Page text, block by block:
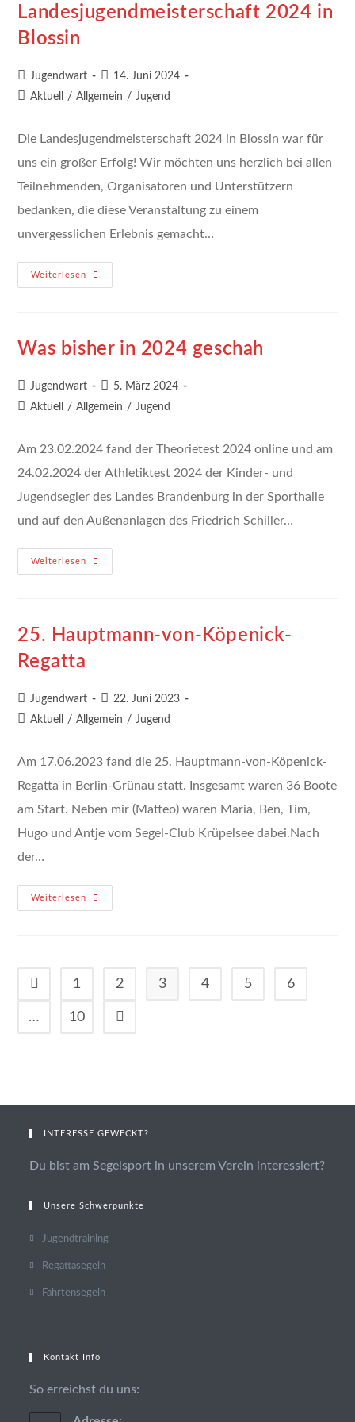
Landesjugendmeisterschaft 2024 in
Blossin
Beitrags-
Autor:
Jugendwart
Beitrag
veröffentlicht:
14. Juni 2024
Beitrags-
Aktuell / Allgemein / Jugend
Die Landesjugendmeisterschaft 2024 in Blossin war für
uns ein großer Erfolg! Wir möchten uns herzlich bei allen
Teilnehmenden, Organisatoren und Unterstützern
bedanken, die diese Veranstaltung zu einem
unvergesslichen Erlebnis gemacht…
Weiterlesen
Landesjugendmeisterschaft
2024
Was bisher in 2024 geschah
Beitrags-
Autor:
Jugendwart
Beitrag
veröffentlicht:
5. März 2024
Beitrags-
Aktuell / Allgemein / Jugend
Am 23.02.2024 fand der Theorietest 2024 online und am
24.02.2024 der Athletiktest 2024 der Kinder- und
Jugendsegler des Landes Brandenburg in der Sporthalle
und auf den Außenanlagen des Friedrich Schiller…
Weiterlesen
Was
Bisher
25. Hauptmann-von-Köpenick-
Regatta
Beitrags-
Autor:
Jugendwart
Beitrag
veröffentlicht:
22. Juni 2023
Beitrags-
Aktuell / Allgemein / Jugend
Am 17.06.2023 fand die 25. Hauptmann-von-Köpenick-
Regatta in Berlin-Grünau statt. Insgesamt waren 36 Boote
am Start. Neben mir (Matteo) waren Maria, Ben, Tim,
Hugo und Antje vom Segel-Club Krüpelsee dabei.Nach
der…
Weiterlesen
25.
Hauptmann-
Zur vorherigen Seite
1 2 3 4 5 6
… 10 Zur nächsten Seite
INTERESSE GEWECKT?
Du bist am Segelsport in unserem Verein interessiert?
Unsere Schwerpunkte
Jugendtraining
Regattasegeln
Fahrtensegeln
Kontakt Info
So erreichst du uns: